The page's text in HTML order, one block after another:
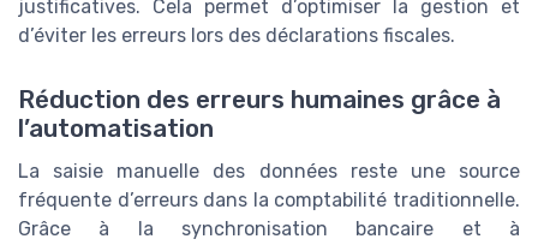
justificatives. Cela permet d’optimiser la gestion et
d’éviter les erreurs lors des déclarations fiscales.
Réduction des erreurs humaines grâce à
l’automatisation
La saisie manuelle des données reste une source
fréquente d’erreurs dans la comptabilité traditionnelle.
Grâce à la synchronisation bancaire et à